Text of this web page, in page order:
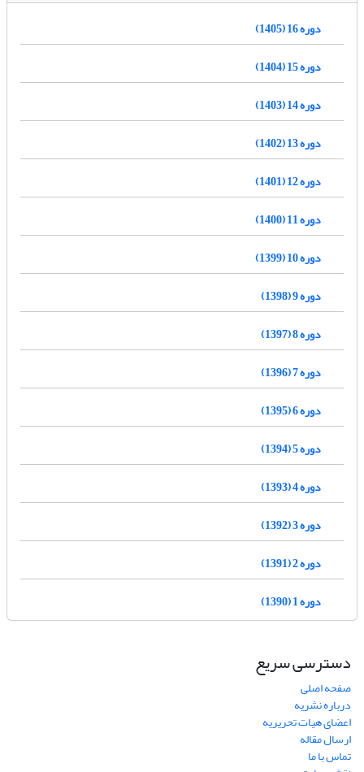
دوره 16 (1405)
دوره 15 (1404)
دوره 14 (1403)
دوره 13 (1402)
دوره 12 (1401)
دوره 11 (1400)
دوره 10 (1399)
دوره 9 (1398)
دوره 8 (1397)
دوره 7 (1396)
دوره 6 (1395)
دوره 5 (1394)
دوره 4 (1393)
دوره 3 (1392)
دوره 2 (1391)
دوره 1 (1390)
دسترسی سریع
صفحه اصلی
درباره نشریه
اعضای هیات تحریریه
ارسال مقاله
تماس با ما